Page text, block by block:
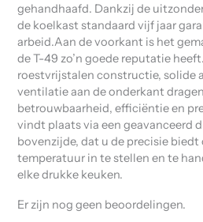
gehandhaafd. Dankzij de
de koelkast standaard vijf jaar
arbeid.Aan de voorkant is het
de T-49 zo’n goede reputatie
roestvrijstalen constructie, solide
ventilatie aan de onderkant
betrouwbaarheid, efficiëntie en
vindt plaats via een geavanceerd
bovenzijde, dat u de precisie biedt
temperatuur in te stellen en te
elke drukke keuken.
Er zijn nog geen beoordelingen.